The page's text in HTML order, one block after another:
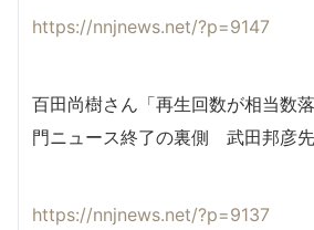
https://nnjnews.net/?p=9147
百田尚樹さん「再生回数が相当数
門ニュース終了の裏側 武田邦彦
https://nnjnews.net/?p=9137